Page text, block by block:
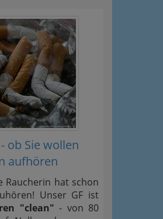
ob Sie wollen
aufhören
Raucherin hat schon
Unser GF ist
"clean" - von 80